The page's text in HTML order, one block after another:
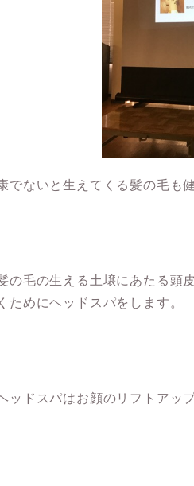
でないと生えてくる髪の毛も
の毛の生える土壌にあたる頭
ためにヘッドスパをします。
ッドスパはお顔のリフトアッ